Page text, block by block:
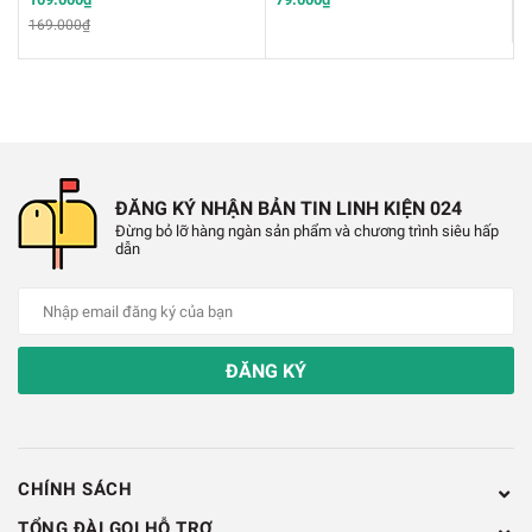
169.000₫
ĐĂNG KÝ NHẬN BẢN TIN LINH KIỆN 024
Đừng bỏ lỡ hàng ngàn sản phẩm và chương trình siêu hấp
dẫn
ĐĂNG KÝ
CHÍNH SÁCH